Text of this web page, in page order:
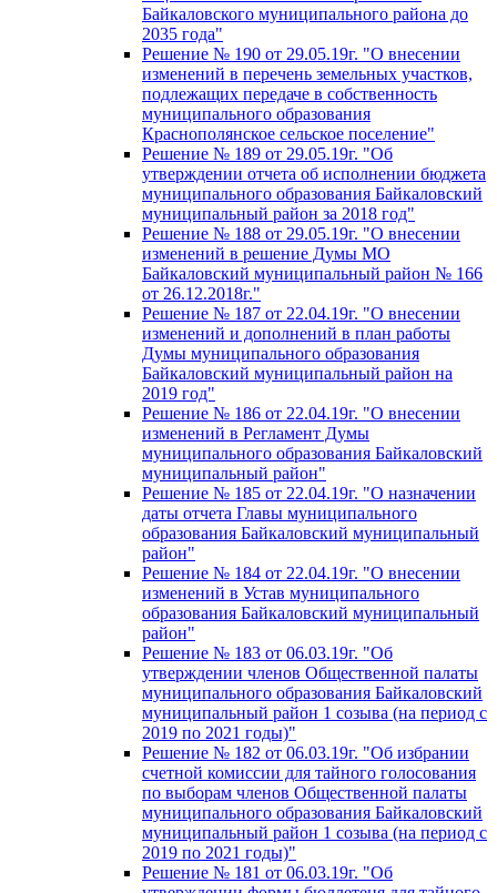
Байкаловского муниципального района до
2035 года"
Решение № 190 от 29.05.19г. "О внесении
изменений в перечень земельных участков,
подлежащих передаче в собственность
муниципального образования
Краснополянское сельское поселение"
Решение № 189 от 29.05.19г. "Об
утверждении отчета об исполнении бюджета
муниципального образования Байкаловский
муниципальный район за 2018 год"
Решение № 188 от 29.05.19г. "О внесении
изменений в решение Думы МО
Байкаловский муниципальный район № 166
от 26.12.2018г."
Решение № 187 от 22.04.19г. "О внесении
изменений и дополнений в план работы
Думы муниципального образования
Байкаловский муниципальный район на
2019 год"
Решение № 186 от 22.04.19г. "О внесении
изменений в Регламент Думы
муниципального образования Байкаловский
муниципальный район"
Решение № 185 от 22.04.19г. "О назначении
даты отчета Главы муниципального
образования Байкаловский муниципальный
район"
Решение № 184 от 22.04.19г. "О внесении
изменений в Устав муниципального
образования Байкаловский муниципальный
район"
Решение № 183 от 06.03.19г. "Об
утверждении членов Общественной палаты
муниципального образования Байкаловский
муниципальный район 1 созыва (на период с
2019 по 2021 годы)"
Решение № 182 от 06.03.19г. "Об избрании
счетной комиссии для тайного голосования
по выборам членов Общественной палаты
муниципального образования Байкаловский
муниципальный район 1 созыва (на период с
2019 по 2021 годы)"
Решение № 181 от 06.03.19г. "Об